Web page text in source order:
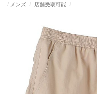
メンズ 店舗受取可能